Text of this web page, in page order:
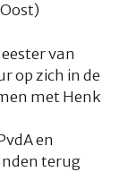
van
op zich in de
met Henk
en
terug